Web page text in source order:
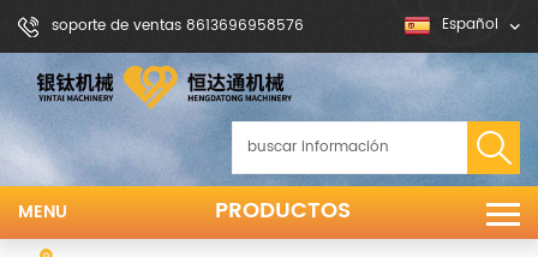
soporte de ventas 8613696958576 Español
PRODUCTOS
MENU